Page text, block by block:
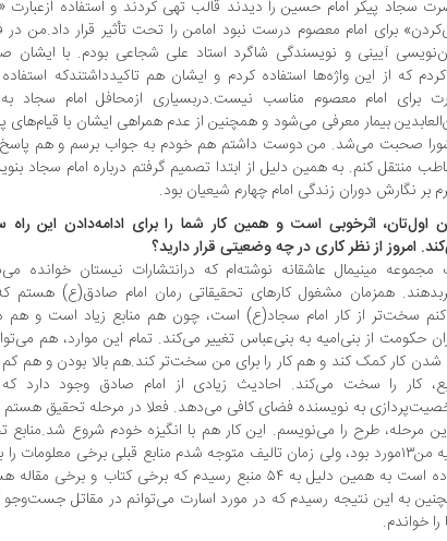
سجاد پیکر امام حسین را دیدند قالب تهی ‌کردند و استفاده ازعبارت
برای امام معصوم درست نبود ‌امامن را تحت تأثیر قرار داد.من
آیینی و نویسندگی شاگرد استاد علی شجاعی بودم. با ایشان
که از این واژه‌ها استفاده کردم و ایشان هم تاکیدداشتندکه استفاده
برای امام معصوم مناسب نیست.دربسیاری ازمحافل امام سجاد
بیمار معرفی می‌شود و همچنین از عدم همراهی ایشان با
صحبت می‌شد. من دوست داشتم هم خودم به جواب برسم و هم پاسخ
منتقل کنم. به همین دلیل از ابتدا تصمیم گرفتم درباره امام سجاد
بر نگارش دوران زندگی امام چهارم شیعیان بود.
اول‌تان، اثرخوبی است و همین کار شما را برای ادامه‌دادن این
‌امروز از نظر کاری در چه وضعیتی قرار دارید؟
مینیمال عاشقانه نوشته‌ام که درانتشارات نیستان خوانده
همزمان مشغول کار‌های تحقیقاتی رمان امام صادق(ع) هستم
سخت‌تر از کار امام سجاد(ع) است، چون هم منابع زیاد است و هم
حکومت از بنی‌امیه به بنی‌عباس تغییر می‌کند. تمام این موارد، هم
شدن کار کمک کند و هم کار را برای من سخت‌تر کند.هم بالا بودن و هم
کار را سخت می‌کند. احادیث زیادی از امام صادق وجود دارد که
به نویسنده فضای کافی می‌دهد. فعلا در مرحله تحقیق هستم
مرحله، طرح را می‌نویسم. این کار هم با انگیزه خودم شروع شد.منابع
اولیه من۱۳مورد بود، ولی زمان تالیف متوجه شدم منابع قبلی برخی معلومات
نداده است به همین دلیل به ۵۴ منبع رسیدم که برخی کتاب و برخی
به این نتیجه رسیدم که در مورد اسارت می‌توانم در مقاتل جست‌و‌جو
را خواندم.